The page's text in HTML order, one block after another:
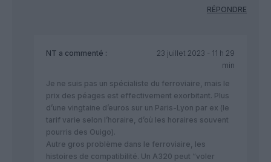
RÉPONDRE
NT a commenté :
23 juillet 2023 - 11 h 29
min
Je ne suis pas un spécialiste du ferroviaire, mais le
prix des péages est effectivement exorbitant. Plus
d’une vingtaine d’euros sur un Paris-Lyon par ex (le
tarif varie selon l’horaire, d’où les horaires souvent
pourris des Ouigo).
Autre gros problème dans le ferroviaire, les
histoires de compatibilité. Un A320 peut “voler